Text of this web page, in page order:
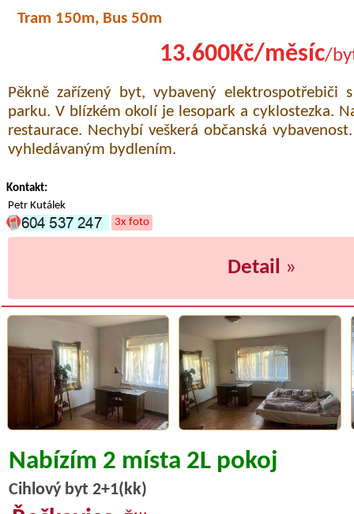
Tram 150m, Bus 50m
13.600Kč/měsíc/
Pěkně zařízený byt, vybavený elektrospotřebiči
parku. V blízkém okolí je lesopark a cyklostezka.
restaurace. Nechybí veškerá občanská
vyhledávaným bydlením.
Kontakt:
Petr Kutálek
3x foto
Detail »
Nabízím 2 místa 2L pokoj
Cihlový byt 2+1(kk)